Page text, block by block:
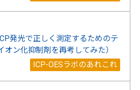
発光で正しく測定するためのテ
オン化抑制剤を再考してみた）
ICP-OESラボのあれこれ